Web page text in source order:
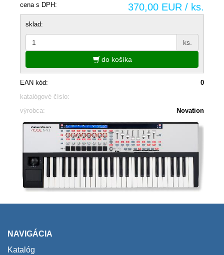
cena s DPH:
370,00 EUR / ks.
sklad:
ks.
do košíka
EAN kód:
0
katalógové číslo:
výrobca:
Novation
NAVIGÁCIA
Katalóg